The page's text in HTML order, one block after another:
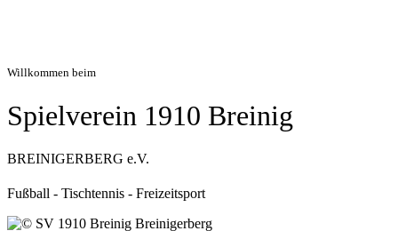
Willkommen beim
Spielverein 1910 Breinig
BREINIGERBERG e.V.
Fußball - Tischtennis - Freizeitsport